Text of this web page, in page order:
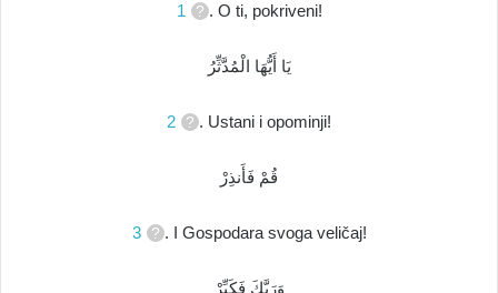
1 . O ti, pokriveni!
يَا أَيُّهَا الْمُدَّثِّرُ
2 . Ustani i opominji!
قُمْ فَأَنذِرْ
3 . I Gospodara svoga veličaj!
وَرَبَّكَ فَكَبِّرْ